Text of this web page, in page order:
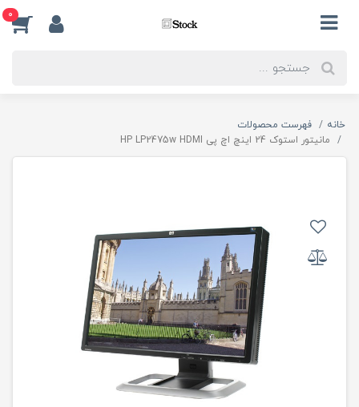
0
خانه
فهرست محصولات
مانیتور استوک 24 اینچ اچ پی HP LP2475w HDMI